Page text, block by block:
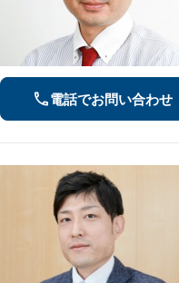
電話でお問い合わせ